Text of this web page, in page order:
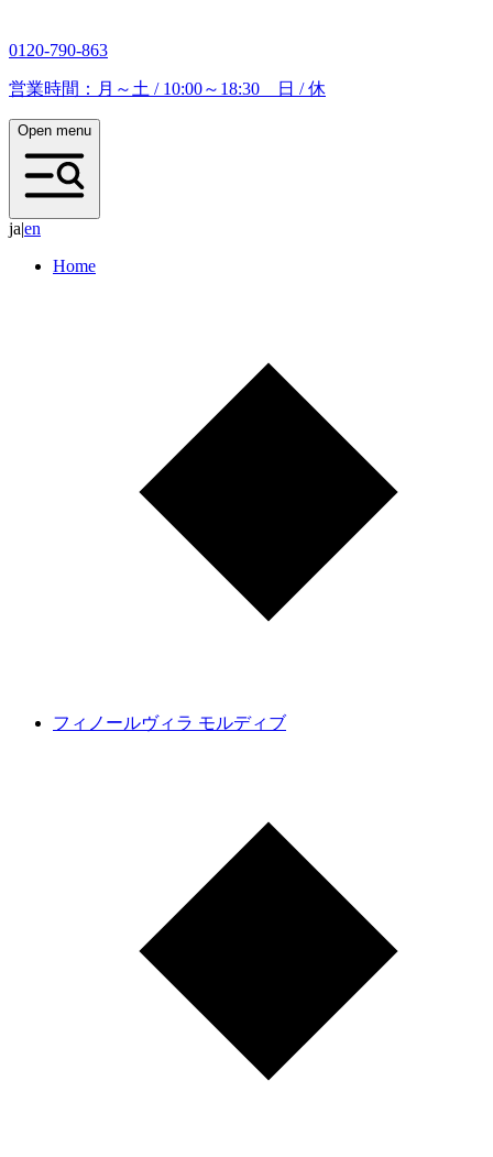
0120-790-863
営業時間：月～土 / 10:00～18:30 日 / 休
Open menu
ja|en
Home
フィノールヴィラ モルディブ